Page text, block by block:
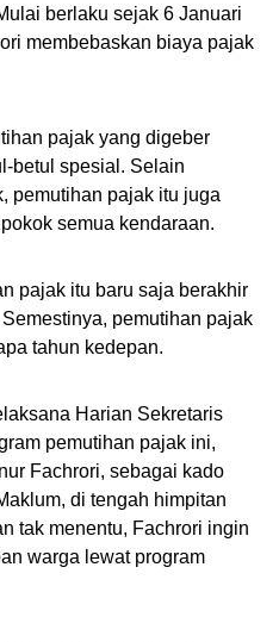
berlaku sejak 6 Januari
membebaskan biaya pajak
pajak yang digeber
betul spesial. Selain
pemutihan pajak itu juga
semua kendaraan.
pajak itu baru saja berakhir
pemutihan pajak
tahun kedepan.
Harian Sekretaris
pemutihan pajak ini,
Fachrori, sebagai kado
di tengah himpitan
tak menentu, Fachrori ingin
warga lewat program